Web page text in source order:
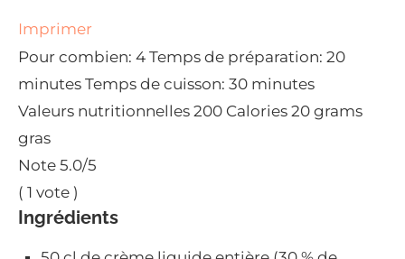
Imprimer
Pour combien: 4 Temps de préparation: 20
minutes Temps de cuisson: 30 minutes
Valeurs nutritionnelles 200 Calories 20 grams
gras
Note 5.0/5
( 1 vote )
Ingrédients